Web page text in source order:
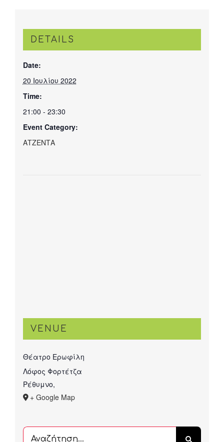
DETAILS
Date:
20 Ιουλίου 2022
Time:
21:00 - 23:30
Event Category:
ΑΤΖΕΝΤΑ
VENUE
Θέατρο Ερωφίλη
Λόφος Φορτέτζα
Ρέθυμνο,
+ Google Map
Αναζήτηση